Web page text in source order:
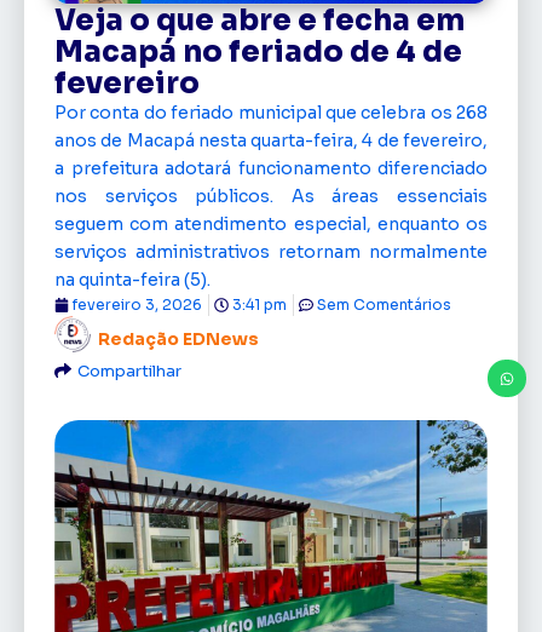
Veja o que abre e fecha em
Macapá no feriado de 4 de
fevereiro
Por conta do feriado municipal que celebra os 268
anos de Macapá nesta quarta-feira, 4 de fevereiro,
a prefeitura adotará funcionamento diferenciado
nos serviços públicos. As áreas essenciais
seguem com atendimento especial, enquanto os
serviços administrativos retornam normalmente
na quinta-feira (5).
Redação EDNews
fevereiro 3, 2026 3:41 pm Sem Comentários
Compartilhar